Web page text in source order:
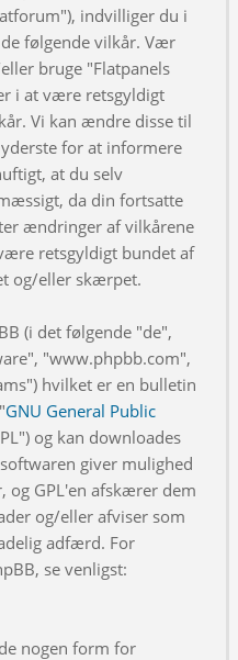
indvilliger du i
følgende vilkår. Vær
bruge "Flatpanels
i at være retsgyldigt
Vi kan ændre disse til
for at informere
at du selv
da din fortsatte
ændringer af vilkårene
retsgyldigt bundet af
og/eller skærpet.
(i det følgende "de",
"www.phpbb.com",
hvilket er en bulletin
GNU General Public
og kan downloades
giver mulighed
og GPL'en afskærer dem
og/eller afviser som
adfærd. For
se venligst:
nogen form for